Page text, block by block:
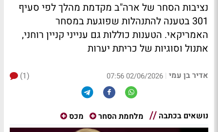
נציבות הסחר של ארה"ב מקדמת מהלך לפי סעיף
301 בטענה להתנהלות שפוגעת במסחר
האמריקאי. הטענות כוללות גם ענייני קניין רוחני,
אתנול וסוגיות של כריתת יערות
אדיר בן עמי |
02/06/2026 07:56
(1)
נושאים בכתבה מלחמת הסחר מכס